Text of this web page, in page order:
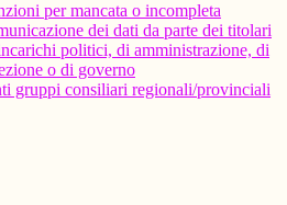
per mancata o incompleta
dei dati da parte dei titolari
politici, di amministrazione, di
o di governo
gruppi consiliari regionali/provinciali